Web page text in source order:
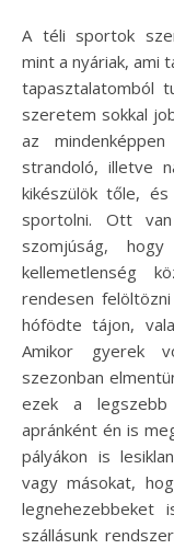
A téli sportok szerencsére legalább olyan népszerűek,
mint a nyáriak, ami
tapasztalatomból
szeretem sokkal
az
strandoló, illetve
kikészülök tőle,
sportolni. Ott
szomjúság,
kellemetlenség
rendesen
hófödte tájon,
Amikor gyerek
szezonban
ezek a legszebb
apránként én is
pályákon is
vagy másokat,
legnehezebbeket
szállásunk